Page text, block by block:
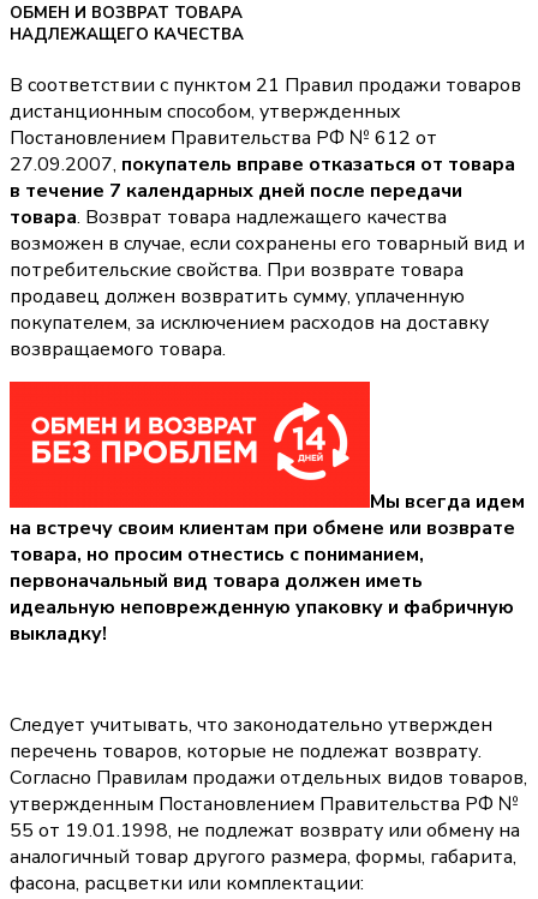
ОБМЕН И ВОЗВРАТ ТОВАРА
НАДЛЕЖАЩЕГО КАЧЕСТВА
В соответствии с пунктом 21 Правил продажи товаров
дистанционным способом, утвержденных
Постановлением Правительства РФ № 612 от
27.09.2007, покупатель вправе отказаться от товара
в течение 7 календарных дней после передачи
товара. Возврат товара надлежащего качества
возможен в случае, если сохранены его товарный вид и
потребительские свойства. При возврате товара
продавец должен возвратить сумму, уплаченную
покупателем, за исключением расходов на доставку
возвращаемого товара.
Мы всегда идем
на встречу своим клиентам при обмене или возврате
товара, но просим отнестись с пониманием,
первоначальный вид товара должен иметь
идеальную неповрежденную упаковку и фабричную
выкладку!
Следует учитывать, что законодательно утвержден
перечень товаров, которые не подлежат возврату.
Согласно Правилам продажи отдельных видов товаров,
утвержденным Постановлением Правительства РФ №
55 от 19.01.1998, не подлежат возврату или обмену на
аналогичный товар другого размера, формы, габарита,
фасона, расцветки или комплектации: